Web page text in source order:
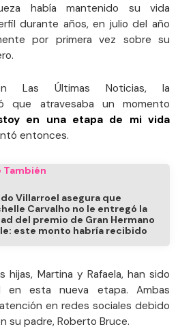
había mantenido su vida
durante años, en julio del año
por primera vez sobre su
Las Últimas Noticias, la
que atravesaba un momento
en una etapa de mi vida
entonces.
También
Villarroel asegura que
Carvalho no le entregó la
del premio de Gran Hermano
este monto habría recibido
hijas, Martina y Rafaela, han sido
en esta nueva etapa. Ambas
en redes sociales debido
su padre, Roberto Bruce.